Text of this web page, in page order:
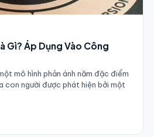
Gì? Áp Dụng Vào Công
mô hình phản ánh năm đặc điểm
con người được phát hiện bởi một